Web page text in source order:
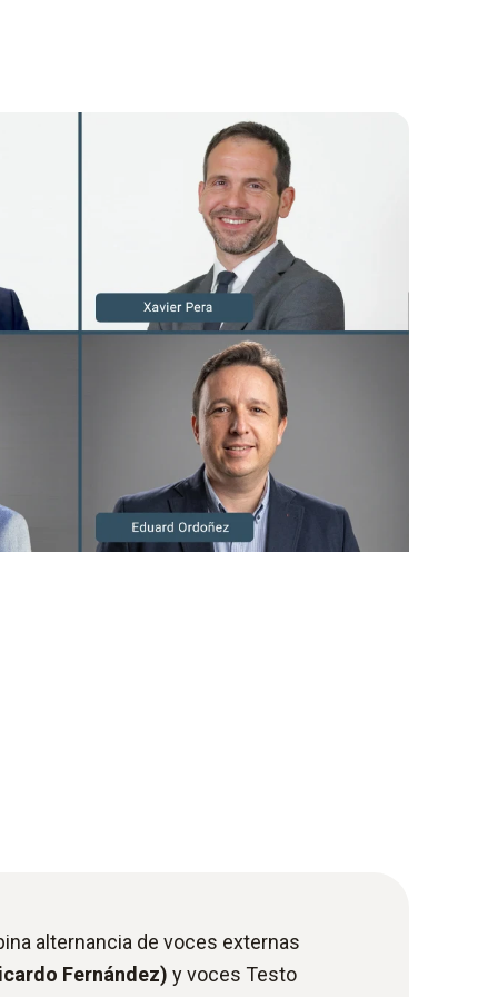
alternancia de voces externas
Fernández) y voces Testo